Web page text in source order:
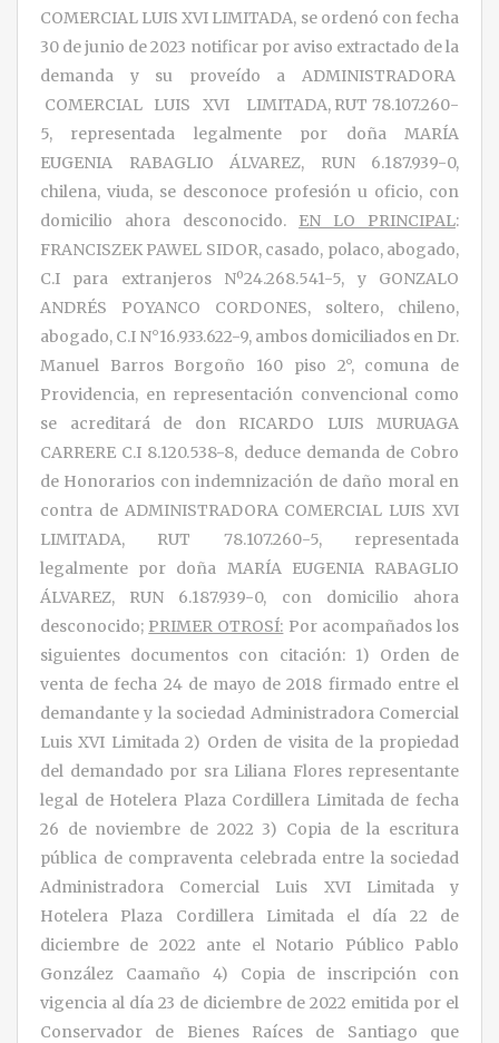
COMERCIAL LUIS XVI LIMITADA, se ordenó con fecha
30 de junio de 2023 notificar por aviso extractado de la
demanda y su proveído a ADMINISTRADORA
COMERCIAL LUIS XVI LIMITADA, RUT 78.107.260-
5, representada legalmente por doña MARÍA
EUGENIA RABAGLIO ÁLVAREZ, RUN 6.187.939-0,
chilena, viuda, se desconoce profesión u oficio, con
domicilio ahora desconocido. EN LO PRINCIPAL:
FRANCISZEK PAWEL SIDOR, casado, polaco, abogado,
C.I para extranjeros Nº24.268.541-5, y GONZALO
ANDRÉS POYANCO CORDONES, soltero, chileno,
abogado, C.I N°16.933.622-9, ambos domiciliados en Dr.
Manuel Barros Borgoño 160 piso 2°, comuna de
Providencia, en representación convencional como
se acreditará de don RICARDO LUIS MURUAGA
CARRERE C.I 8.120.538-8, deduce demanda de Cobro
de Honorarios con indemnización de daño moral en
contra de ADMINISTRADORA COMERCIAL LUIS XVI
LIMITADA, RUT 78.107.260-5, representada
legalmente por doña MARÍA EUGENIA RABAGLIO
ÁLVAREZ, RUN 6.187.939-0, con domicilio ahora
desconocido; PRIMER OTROSÍ: Por acompañados los
siguientes documentos con citación: 1) Orden de
venta de fecha 24 de mayo de 2018 firmado entre el
demandante y la sociedad Administradora Comercial
Luis XVI Limitada 2) Orden de visita de la propiedad
del demandado por sra Liliana Flores representante
legal de Hotelera Plaza Cordillera Limitada de fecha
26 de noviembre de 2022 3) Copia de la escritura
pública de compraventa celebrada entre la sociedad
Administradora Comercial Luis XVI Limitada y
Hotelera Plaza Cordillera Limitada el día 22 de
diciembre de 2022 ante el Notario Público Pablo
González Caamaño 4) Copia de inscripción con
vigencia al día 23 de diciembre de 2022 emitida por el
Conservador de Bienes Raíces de Santiago que